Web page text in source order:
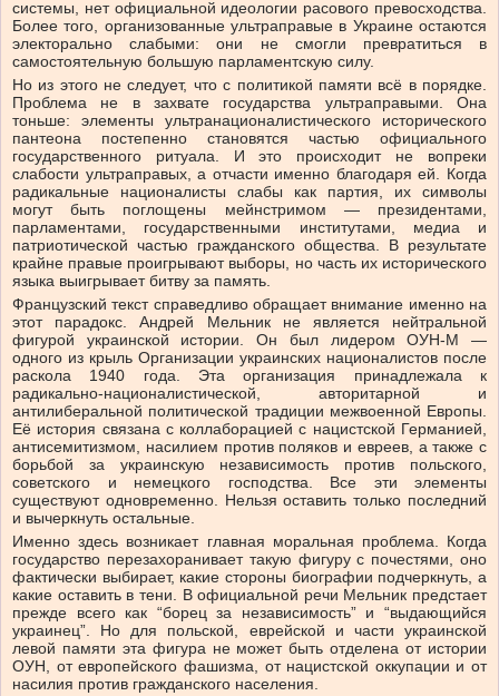
системы, нет официальной идеологии расового превосходства.
Более того, организованные ультраправые в Украине остаются
электорально слабыми: они не смогли превратиться в
самостоятельную большую парламентскую силу.
Но из этого не следует, что с политикой памяти всё в порядке.
Проблема не в захвате государства ультраправыми. Она
тоньше: элементы ультранационалистического исторического
пантеона постепенно становятся частью официального
государственного ритуала. И это происходит не вопреки
слабости ультраправых, а отчасти именно благодаря ей. Когда
радикальные националисты слабы как партия, их символы
могут быть поглощены мейнстримом — президентами,
парламентами, государственными институтами, медиа и
патриотической частью гражданского общества. В результате
крайне правые проигрывают выборы, но часть их исторического
языка выигрывает битву за память.
Французский текст справедливо обращает внимание именно на
этот парадокс. Андрей Мельник не является нейтральной
фигурой украинской истории. Он был лидером ОУН-М —
одного из крыль Организации украинских националистов после
раскола 1940 года. Эта организация принадлежала к
радикально-националистической, авторитарной и
антилиберальной политической традиции межвоенной Европы.
Её история связана с коллаборацией с нацистской Германией,
антисемитизмом, насилием против поляков и евреев, а также с
борьбой за украинскую независимость против польского,
советского и немецкого господства. Все эти элементы
существуют одновременно. Нельзя оставить только последний
и вычеркнуть остальные.
Именно здесь возникает главная моральная проблема. Когда
государство перезахоранивает такую фигуру с почестями, оно
фактически выбирает, какие стороны биографии подчеркнуть, а
какие оставить в тени. В официальной речи Мельник предстает
прежде всего как “борец за независимость” и “выдающийся
украинец”. Но для польской, еврейской и части украинской
левой памяти эта фигура не может быть отделена от истории
ОУН, от европейского фашизма, от нацистской оккупации и от
насилия против гражданского населения.